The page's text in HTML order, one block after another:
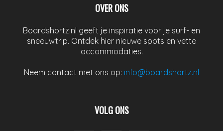
OVER ONS
Boardshortz.nl geeft je inspiratie voor je surf- en
sneeuwtrip. Ontdek hier nieuwe spots en vette
accommodaties.
Neem contact met ons op: info@boardshortz.nl
VOLG ONS